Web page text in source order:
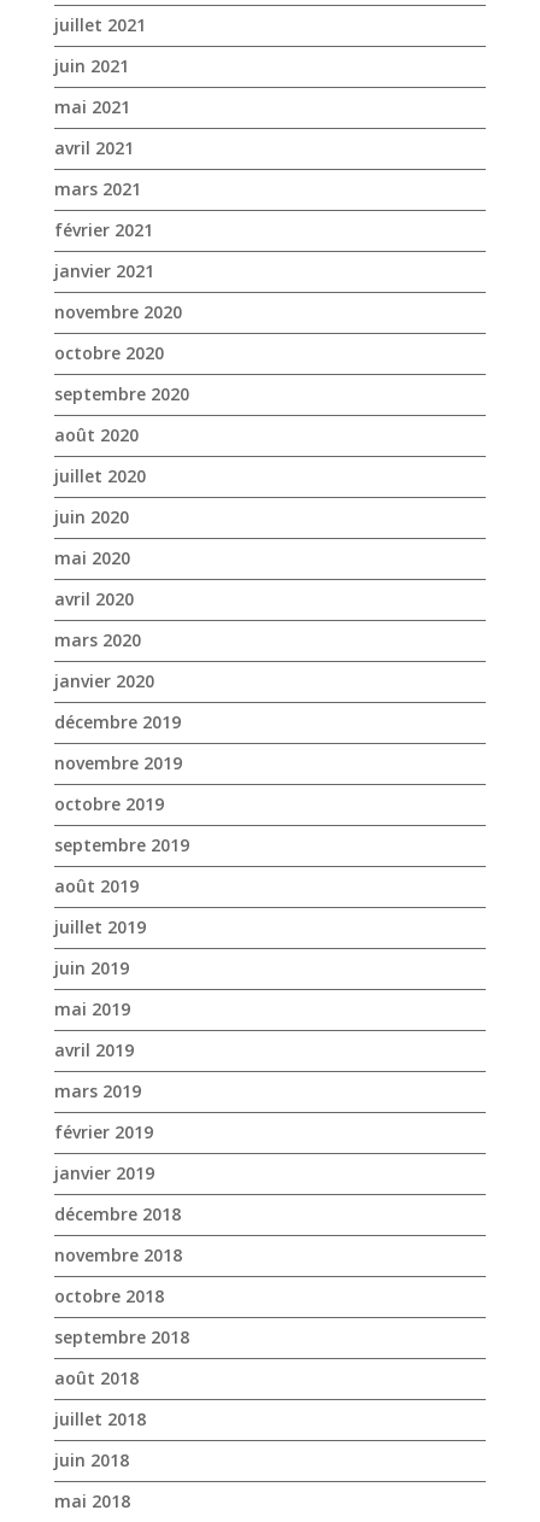
février 2021
janvier 2021
novembre 2020
octobre 2020
septembre 2020
août 2020
juillet 2020
juin 2020
mai 2020
avril 2020
mars 2020
janvier 2020
décembre 2019
novembre 2019
octobre 2019
septembre 2019
août 2019
juillet 2019
juin 2019
mai 2019
avril 2019
mars 2019
février 2019
janvier 2019
décembre 2018
novembre 2018
octobre 2018
septembre 2018
août 2018
juillet 2018
juin 2018
mai 2018
avril 2018
mars 2018
février 2018
janvier 2018
décembre 2017